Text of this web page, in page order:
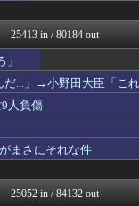
あ言えばForYou
ベイスターズNEWS
ニゲー速報
肉速報
たしん！
っ!?またここのサイト?
んJ PRIDE
らまめ2ch
ルファルファモザイク＠
WorldFootball...
25413 in / 80184 out
だ...」→小野田大臣「こ
人負傷
まさにそれな件
25052 in / 84132 out